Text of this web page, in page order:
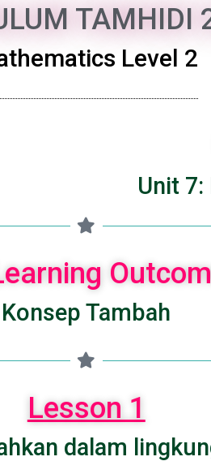
TAMHIDI
Level 2
Unit
Konsep Tambah
Lesson 1
dalam